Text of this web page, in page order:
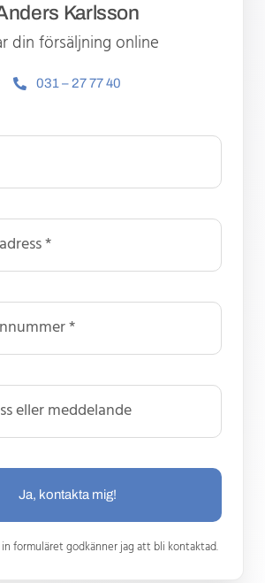
Karlsson
din försäljning online
031 – 27 77 40
Ja, kontakta mig!
formuläret godkänner jag att bli kontaktad.